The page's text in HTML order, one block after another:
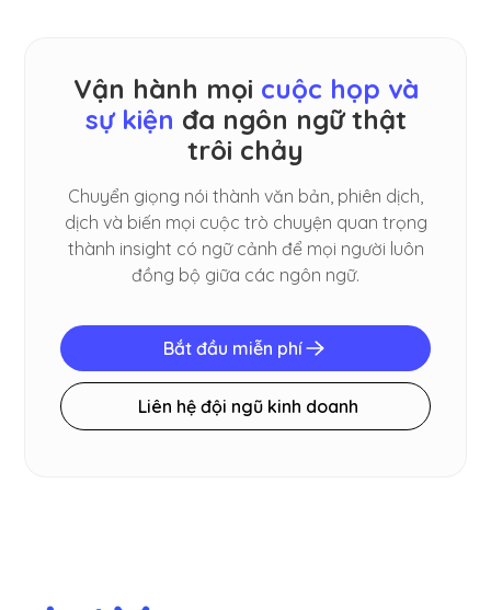
Vận hành mọi cuộc họp và
sự kiện đa ngôn ngữ thật
trôi chảy
Chuyển giọng nói thành văn bản, phiên dịch,
dịch và biến mọi cuộc trò chuyện quan trọng
thành insight có ngữ cảnh để mọi người luôn
đồng bộ giữa các ngôn ngữ.
Bắt đầu miễn phí
Liên hệ đội ngũ kinh doanh